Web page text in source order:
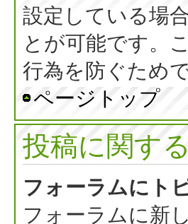
設定している場
とが可能です。
行為を防ぐためで
ページトップ
投稿に関す
フォーラムにト
フォーラムに新